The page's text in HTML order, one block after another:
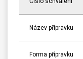
Název přípravku
Forma přípravku